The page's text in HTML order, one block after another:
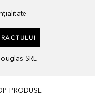
SRL
PRODUSE